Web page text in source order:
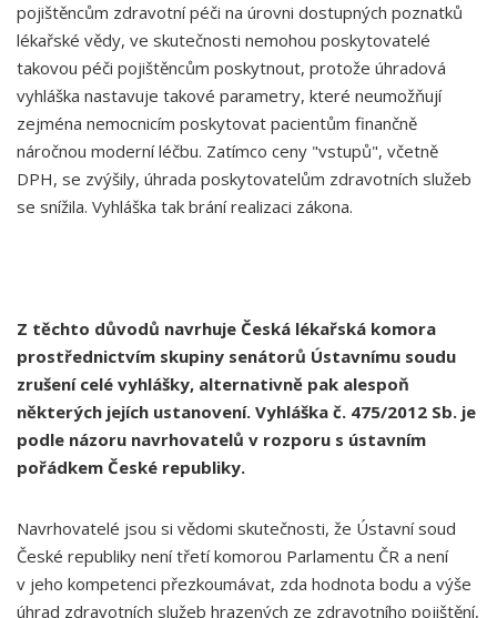
pojištěncům zdravotní péči na úrovni dostupných poznatků
lékařské vědy, ve skutečnosti nemohou poskytovatelé
takovou péči pojištěncům poskytnout, protože úhradová
vyhláška nastavuje takové parametry, které neumožňují
zejména nemocnicím poskytovat pacientům finančně
náročnou moderní léčbu. Zatímco ceny "vstupů", včetně
DPH, se zvýšily, úhrada poskytovatelům zdravotních služeb
se snížila. Vyhláška tak brání realizaci zákona.
Z těchto důvodů navrhuje Česká lékařská komora
prostřednictvím skupiny senátorů Ústavnímu soudu
zrušení celé vyhlášky, alternativně pak alespoň
některých jejích ustanovení. Vyhláška č. 475/2012 Sb. je
podle názoru navrhovatelů v rozporu s ústavním
pořádkem České republiky.
Navrhovatelé jsou si vědomi skutečnosti, že Ústavní soud
České republiky není třetí komorou Parlamentu ČR a není
v jeho kompetenci přezkoumávat, zda hodnota bodu a výše
úhrad zdravotních služeb hrazených ze zdravotního pojištění,